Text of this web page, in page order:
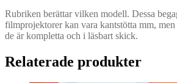
mängd
Rubriken berättar vilken modell. Dessa
filmprojektorer kan vara kantstötta mm, men
de är kompletta och i läsbart skick.
Relaterade produkter